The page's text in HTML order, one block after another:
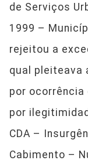
de Serviços
1999 –
rejeitou a
qual pleiteava
por
por
CDA –
Cabimento –